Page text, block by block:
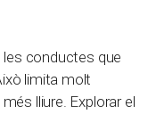
les conductes que
limita molt
lliure. Explorar el